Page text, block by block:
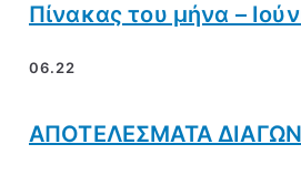
Πίνακας του μήνα –
06.22
ΑΠΟΤΕΛΕΣΜΑΤΑ